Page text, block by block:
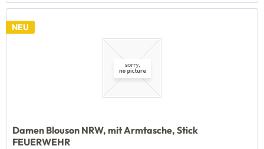
NEU
Damen Blouson NRW, mit Armtasche, Stick
FEUERWEHR